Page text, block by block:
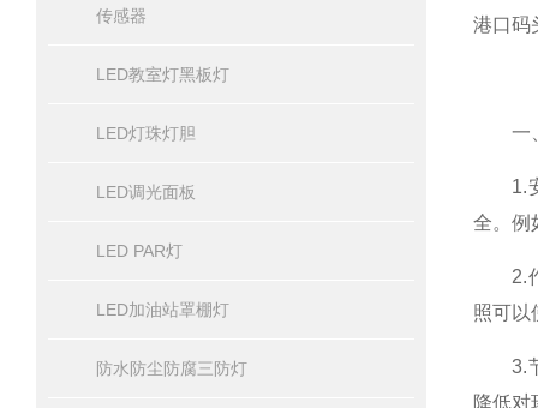
传感器
LED教室灯黑板灯
LED灯珠灯胆
LED调光面板
LED PAR灯
LED加油站罩棚灯
防水防尘防腐三防灯
港口码
一
1.安
全。例
2.作
照可以
3.节
降低对